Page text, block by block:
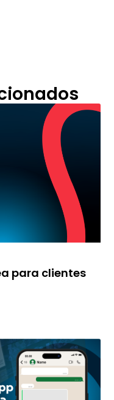
para clientes